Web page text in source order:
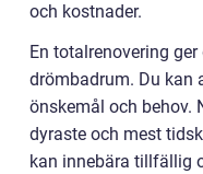
och kostnader.
En totalrenovering
drömbadrum. Du kan
önskemål och behov.
dyraste och mest
kan innebära tillfällig